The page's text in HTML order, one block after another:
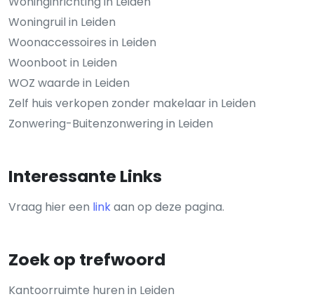
Woningruil in Leiden
Woonaccessoires in Leiden
Woonboot in Leiden
WOZ waarde in Leiden
Zelf huis verkopen zonder makelaar in Leiden
Zonwering-Buitenzonwering in Leiden
Interessante Links
Vraag hier een linkaan op deze pagina.
Zoek op trefwoord
Kantoorruimte huren in Leiden